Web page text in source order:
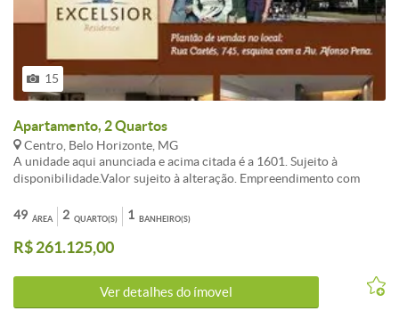
15
Apartamento, 2 Quartos
Centro, Belo Horizonte, MG
A unidade aqui anunciada e acima citada é a 1601. Sujeito à
disponibilidade.Valor sujeito à alteração. Empreendimento com
posicionamentos diversos.Serão entregues com vãos livres, sem
divisões internas, exceto banheiro.Visite no local os apartamentos
decorados.
ÁREA
49 QUARTO(S)
2 BANHEIRO(S)
1
R$ 261.125,00
Ver detalhes do ímovel